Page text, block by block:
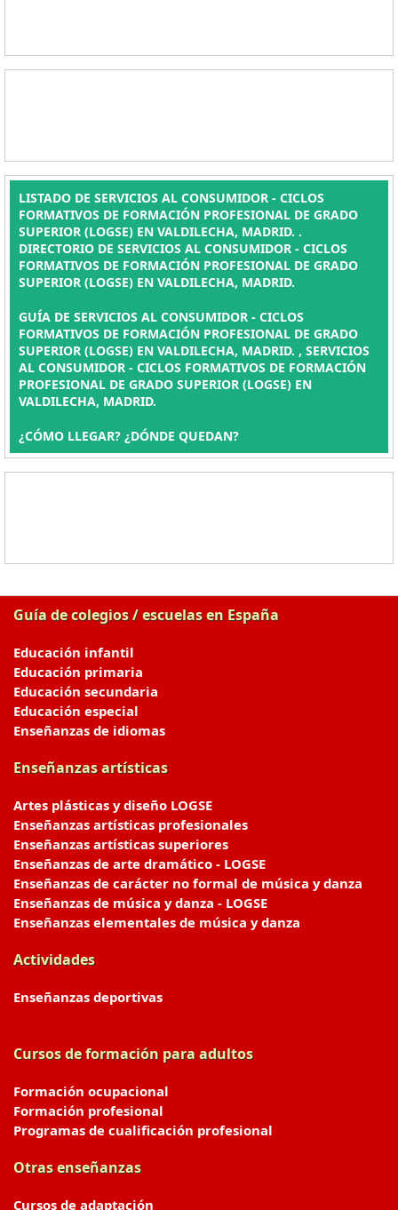
LISTADO DE SERVICIOS AL CONSUMIDOR - CICLOS
FORMATIVOS DE FORMACIÓN PROFESIONAL DE GRADO
SUPERIOR (LOGSE) EN VALDILECHA, MADRID. .
DIRECTORIO DE SERVICIOS AL CONSUMIDOR - CICLOS
FORMATIVOS DE FORMACIÓN PROFESIONAL DE GRADO
SUPERIOR (LOGSE) EN VALDILECHA, MADRID.
GUÍA DE SERVICIOS AL CONSUMIDOR - CICLOS
FORMATIVOS DE FORMACIÓN PROFESIONAL DE GRADO
SUPERIOR (LOGSE) EN VALDILECHA, MADRID. , SERVICIOS
AL CONSUMIDOR - CICLOS FORMATIVOS DE FORMACIÓN
PROFESIONAL DE GRADO SUPERIOR (LOGSE) EN
VALDILECHA, MADRID.
¿CÓMO LLEGAR? ¿DÓNDE QUEDAN?
Guía de colegios / escuelas en España
Educación infantil
Educación primaria
Educación secundaria
Educación especial
Enseñanzas de idiomas
Enseñanzas artísticas
Artes plásticas y diseño LOGSE
Enseñanzas artísticas profesionales
Enseñanzas artísticas superiores
Enseñanzas de arte dramático - LOGSE
Enseñanzas de carácter no formal de música y danza
Enseñanzas de música y danza - LOGSE
Enseñanzas elementales de música y danza
Actividades
Enseñanzas deportivas
Cursos de formación para adultos
Formación ocupacional
Formación profesional
Programas de cualificación profesional
Otras enseñanzas
Cursos de adaptación